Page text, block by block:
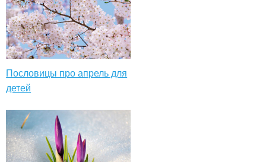
Пословицы про апрель для
детей